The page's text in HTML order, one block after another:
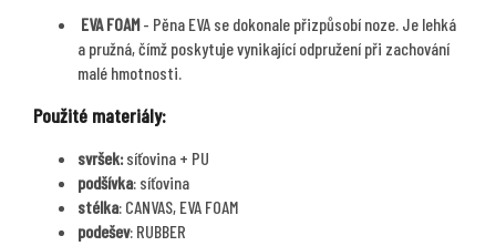
EVA FOAM- Pěna EVA se dokonale přizpůsobí noze. Je lehká
a pružná, čímž poskytuje vynikající odpružení při zachování
malé hmotnosti.
Použité materiály:
svršek:síťovina + PU
podšívka: síťovina
stélka: CANVAS, EVA FOAM
podešev: RUBBER